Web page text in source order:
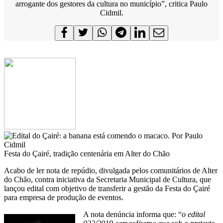
arrogante dos gestores da cultura no município”, critica Paulo
Cidmil.
Festa do Çairé, tradição centenária em Alter do Chão
Acabo de ler nota de repúdio, divulgada pelos comunitários de Alter
do Chão, contra iniciativa da Secretaria Municipal de Cultura, que
lançou edital com objetivo de transferir a gestão da Festa do Çairé
para empresa de produção de eventos.
A nota denúncia informa que: “o edital